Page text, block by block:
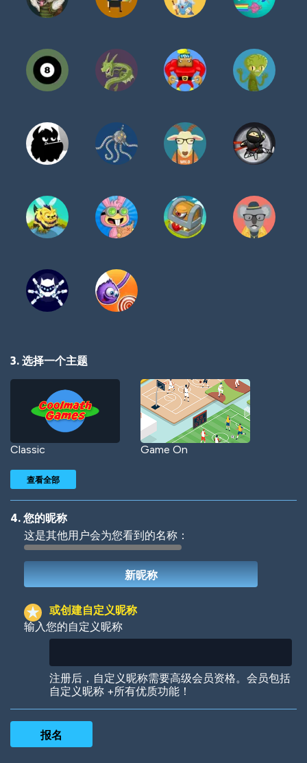
3. 选择一个主题
Classic Game On
Woof Jungle Cats
查看全部
4. 您的昵称
这是其他用户会为您看到的名称：
或创建自定义昵称
输入您的自定义昵称
注册后，自定义昵称需要高级会员资格。会员包括
自定义昵称 +所有优质功能！